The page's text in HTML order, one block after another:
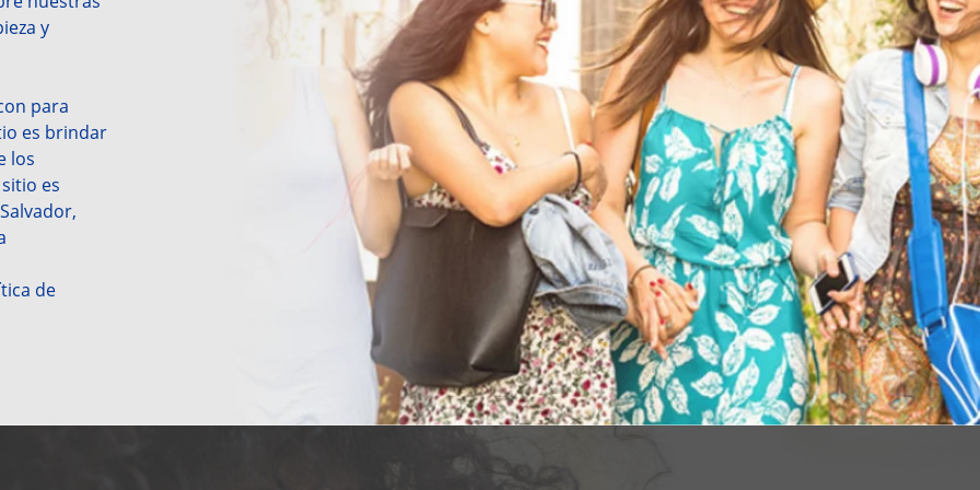
y
para
es brindar
los
es
de